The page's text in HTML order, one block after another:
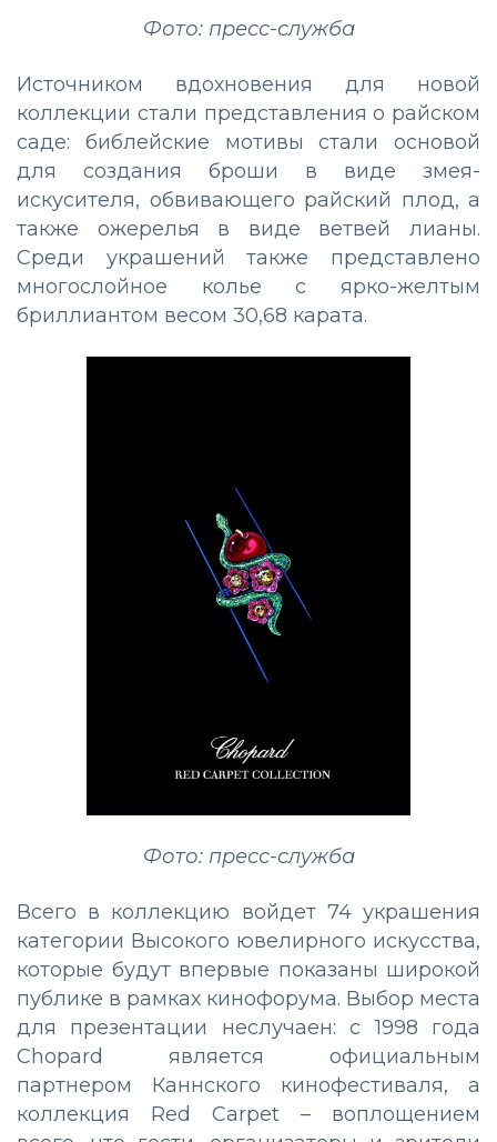
Фото: пресс-служба
Источником вдохновения для новой
коллекции стали представления о райском
саде: библейские мотивы стали основой
для создания броши в виде змея-
искусителя, обвивающего райский плод, а
также ожерелья в виде ветвей лианы.
Среди украшений также представлено
многослойное колье с ярко-желтым
бриллиантом весом 30,68 карата.
Фото: пресс-служба
Всего в коллекцию войдет 74 украшения
категории Высокого ювелирного искусства,
которые будут впервые показаны широкой
публике в рамках кинофорума. Выбор места
для презентации неслучаен: с 1998 года
Chopard является официальным
партнером Каннского кинофестиваля, а
коллекция Red Carpet – воплощением